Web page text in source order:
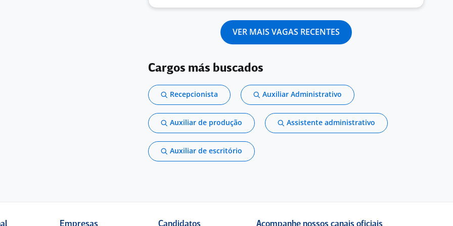
VER MAIS VAGAS RECENTES
Cargos más buscados
Recepcionista Auxiliar Administrativo
Auxiliar de produção Assistente administrativo
Auxiliar de escritório
Empresas Candidatos Acompanhe nossos canais oficiais